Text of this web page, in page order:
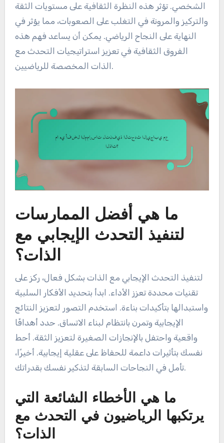
الشخصي. تؤثر هذه النظرة الثقافية على مستويات الثقة
والتركيز والمرونة في التغلب على الصعوبات، مما يؤثر في
النهاية على النجاح الرياضي. يمكن أن يساعد فهم هذه
الفروق الثقافية في تعزيز استراتيجيات التحدث مع
الذات المخصصة للرياضيين.
ما هي أفضل الممارسات
لتنفيذ التحدث الإيجابي مع
الذات؟
لتنفيذ التحدث الإيجابي مع الذات بشكل فعال، ركز على
تقنيات محددة تعزز الأداء. ابدأ بتحديد الأفكار السلبية
واستبدالها بتأكيدات بناءة. استخدم التصور لتعزيز النتائج
الإيجابية وتمرن بانتظام لبناء الاتساق. حدد أهدافًا
واقعية واحتفل بالإنجازات الصغيرة لتعزيز الثقة. أحط
نفسك بتأثيرات داعمة للحفاظ على عقلية إيجابية. أخيرًا،
تأمل في النجاحات السابقة لتذكير نفسك بقدراتك.
ما هي الأخطاء الشائعة التي
يرتكبها الرياضيون في التحدث مع
الذات؟